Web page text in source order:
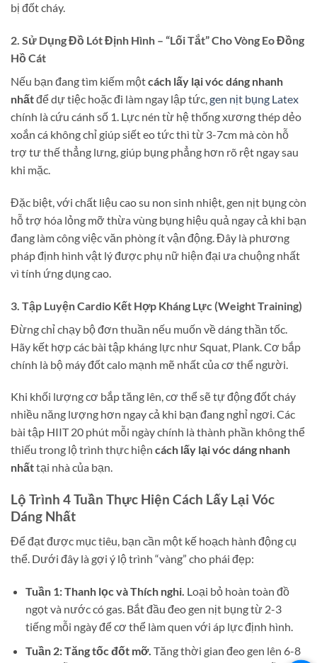
bị đốt cháy.
2. Sử Dụng Đồ Lót Định Hình – “Lối Tắt” Cho Vòng Eo Đồng
Hồ Cát
Nếu bạn đang tìm kiếm mộtcách lấy lại vóc dáng nhanh
nhấtđể dự tiệc hoặc đi làm ngay lập tức,gen nịt bụng Latex
chính là cứu cánh số 1. Lực nén từ hệ thống xương thép dẻo
xoắn cá không chỉ giúp siết eo tức thì từ 3-7cm mà còn hỗ
trợ tư thế thẳng lưng, giúp bụng phẳng hơn rõ rệt ngay sau
khi mặc.
Đặc biệt, với chất liệu cao su non sinh nhiệt, gen nịt bụng còn
hỗ trợ hóa lỏng mỡ thừa vùng bụng hiệu quả ngay cả khi bạn
đang làm công việc văn phòng ít vận động. Đây là phương
pháp định hình vật lý được phụ nữ hiện đại ưa chuộng nhất
vì tính ứng dụng cao.
3. Tập Luyện Cardio Kết Hợp Kháng Lực (Weight Training)
Đừng chỉ chạy bộ đơn thuần nếu muốn về dáng thần tốc.
Hãy kết hợp các bài tập kháng lực như Squat, Plank. Cơ bắp
chính là bộ máy đốt calo mạnh mẽ nhất của cơ thể người.
Khi khối lượng cơ bắp tăng lên, cơ thể sẽ tự động đốt cháy
nhiều năng lượng hơn ngay cả khi bạn đang nghỉ ngơi. Các
bài tập HIIT 20 phút mỗi ngày chính là thành phần không thể
thiếu trong lộ trình thực hiện cách lấy lại vóc dáng nhanh
nhấttại nhà của bạn.
Lộ Trình 4 Tuần Thực Hiện Cách Lấy Lại Vóc
Dáng Nhất
Để đạt được mục tiêu, bạn cần một kế hoạch hành động cụ
thể. Dưới đây là gợi ý lộ trình “vàng” cho phái đẹp:
Tuần 1: Thanh lọc và Thích nghi. Loại bỏ hoàn toàn đồ
ngọt và nước có gas. Bắt đầu đeo gen nịt bụng từ 2-3
tiếng mỗi ngày để cơ thể làm quen với áp lực định hình.
Tuần 2: Tăng tốc đốt mỡ. Tăng thời gian đeo gen lên 6-8